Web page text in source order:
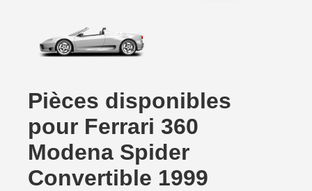
Pièces disponibles
pour Ferrari 360
Modena Spider
Convertible 1999